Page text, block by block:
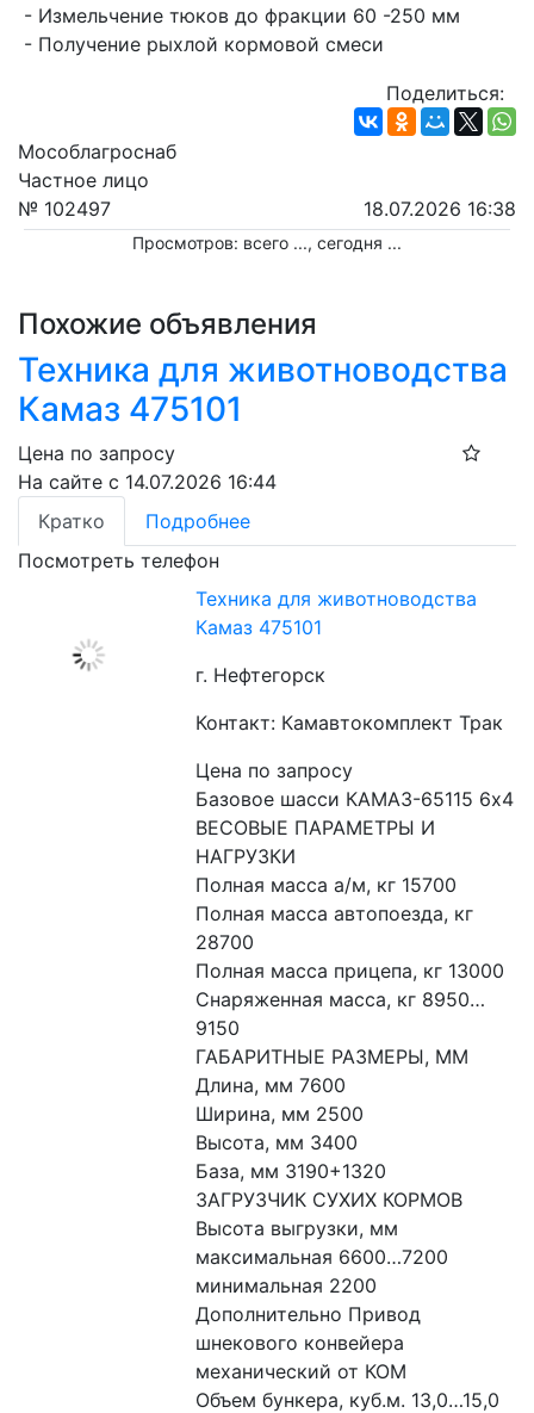
- Измельчение тюков до фракции 60 -250 мм
- Получение рыхлой кормовой смеси
Поделиться:
Мособлагроснаб
Частное лицо
№ 102497
18.07.2026 16:38
Просмотров: всего ..., сегодня ...
Похожие объявления
Техника для животноводства
Камаз 475101
Цена по запросу
На сайте с 14.07.2026 16:44
Кратко
Подробнее
Посмотреть телефон
Техника для животноводства
Камаз 475101
г. Нефтегорск
Контакт: Камавтокомплект Трак
Цена по запросу
Базовое шасси КАМАЗ-65115 6х4
ВЕСОВЫЕ ПАРАМЕТРЫ И
НАГРУЗКИ
Полная масса а/м, кг 15700
Полная масса автопоезда, кг
28700
Полная масса прицепа, кг 13000
Снаряженная масса, кг 8950…
9150
ГАБАРИТНЫЕ РАЗМЕРЫ, ММ
Длина, мм 7600
Ширина, мм 2500
Высота, мм 3400
База, мм 3190+1320
ЗАГРУЗЧИК СУХИХ КОРМОВ
Высота выгрузки, мм
максимальная 6600…7200
минимальная 2200
Дополнительно Привод
шнекового конвейера
механический от КОМ
Объем бункера, куб.м. 13,0…15,0